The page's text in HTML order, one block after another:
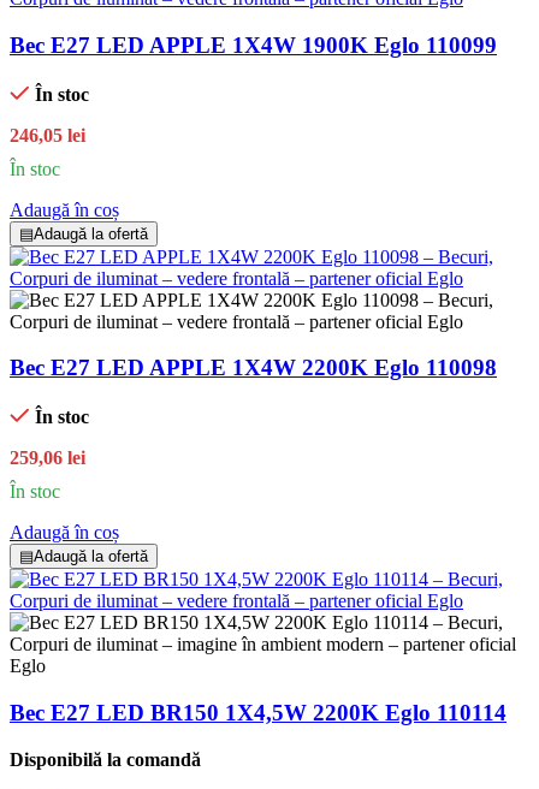
Bec E27 LED APPLE 1X4W 1900K Eglo 110099
În stoc
246,05 lei
În stoc
Adaugă în coș
▤Adaugă la ofertă
Bec E27 LED APPLE 1X4W 2200K Eglo 110098
În stoc
259,06 lei
În stoc
Adaugă în coș
▤Adaugă la ofertă
Bec E27 LED BR150 1X4,5W 2200K Eglo 110114
Disponibilă la comandă